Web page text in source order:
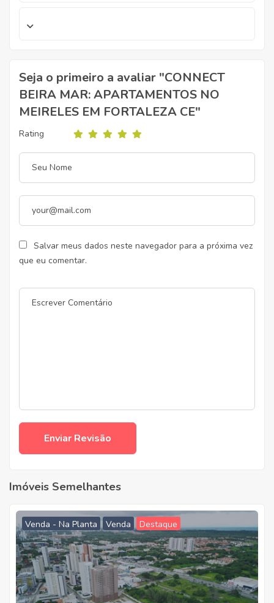
Seja o primeiro a avaliar "CONNECT
BEIRA MAR: APARTAMENTOS NO
MEIRELES EM FORTALEZA CE"
Rating
Salvar meus dados neste navegador para a próxima vez
que eu comentar.
Imóveis Semelhantes
Venda - Na Planta Venda Destaque